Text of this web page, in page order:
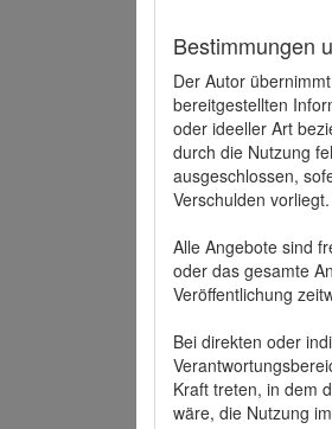
Bestimmungen
Der Autor
bereitgestellten
oder ideeller Art
durch die Nutzung
ausgeschlossen,
Verschulden vorliegt.
Alle Angebote sind
oder das gesamte
Veröffentlichung
Bei direkten oder
Kraft treten, in dem
wäre, die Nutzung